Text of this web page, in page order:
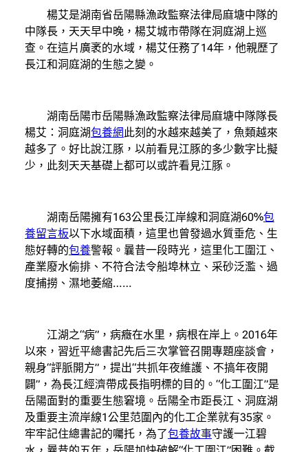
楊艾是湖南省岳陽縣漁政監察法律局麻塘中隊的
中隊長，天天早中晚，楊艾城市帶隊在洞庭湖上巡
查。在這片廣袤的水域，楊艾任務了14年，他親歷了
長江和洞庭湖的生態之變。
湖南岳陽市岳陽縣漁政監察法律局麻塘中隊隊長
楊艾：洞庭湖包養網 此刻的水越來越美了，魚類越來
越多了。好比說江豚，以前看見江豚的多少數字比擬
少，此刻天天基礎上都可以或許看見江豚。
湖南岳陽擁有163公里長江岸線和洞庭湖60%包
養留言板以下水域面積，這里也曾發過水質垂危、生
態好轉的包養警報。曩昔一段時光，這里化工圍江、
產業廢水偷排、不符合法令船埠林立、采砂泛濫、過
度捕撈、濕地萎縮……
江湖之“病”，病癥在水里，病根在岸上。2016年
以來，習近平總書記先后三次掌管召開專題座談會，
親身“評脈開方”，提出“共抓年夜維護、不搞年夜開
闢”，為長江經濟帶成長指明標的目的。“化工圍江”是
岳陽面對的重要生態窘境。岳陽全市距長江、洞庭湖
及重要主流岸線1公里范圍內的化工企業就有35家。
牢牢記住總書記的囑托，為了包養故事守護一江碧